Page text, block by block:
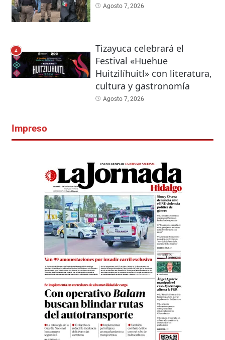
Agosto 7, 2026
4
Tizayuca celebrará el
Festival «Huehue
Huitzilíhuitl» con literatura,
cultura y gastronomía
Agosto 7, 2026
Impreso